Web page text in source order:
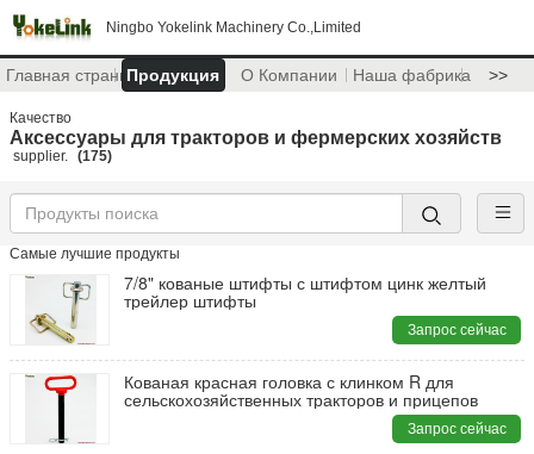
Ningbo Yokelink Machinery Co.,Limited
Главная страницаПродукция О Компании Наша фабрика >>
Качество
Аксессуары для тракторов и фермерских хозяйств
supplier. (175)
Самые лучшие продукты
7/8" кованые штифты с штифтом цинк желтый
трейлер штифты
Запрос сейчас
Кованая красная головка с клинком R для
сельскохозяйственных тракторов и прицепов
Запрос сейчас